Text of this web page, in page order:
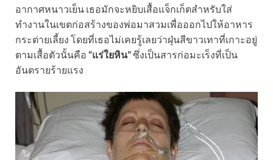
อากาศหนาวเย็น เธอมักจะหยิบเสื้อแจ็กเก็ตสำหรับใส่
ทำงานในเขตก่อสร้างของพ่อมาสวมเพื่อออกไปให้อาหาร
กระต่ายเลี้ยง โดยที่เธอไม่เคยรู้เลยว่าฝุ่นสีขาวเทาที่เกาะอยู่
ตามเสื้อตัวนั้นคือ “แร่ใยหิน”ซึ่งเป็นสารก่อมะเร็งที่เป็น
อันตรายร้ายแรง